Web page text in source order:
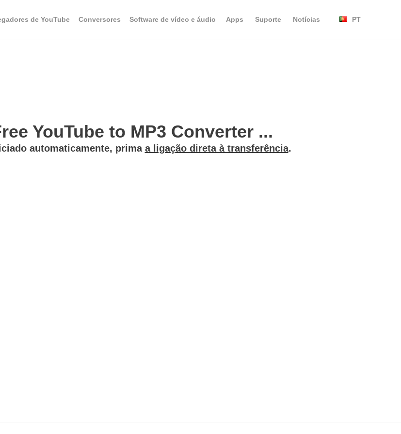
de YouTube Conversores Software de vídeo e áudio Apps Suporte Notícias PT
YouTube to MP3 Converter ...
automaticamente, prima a ligação direta à transferência.